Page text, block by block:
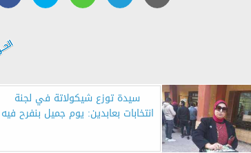
سيدة توزع شيكولاتة في لجنة
انتخابات بعابدين: يوم جميل بنفرح فيه